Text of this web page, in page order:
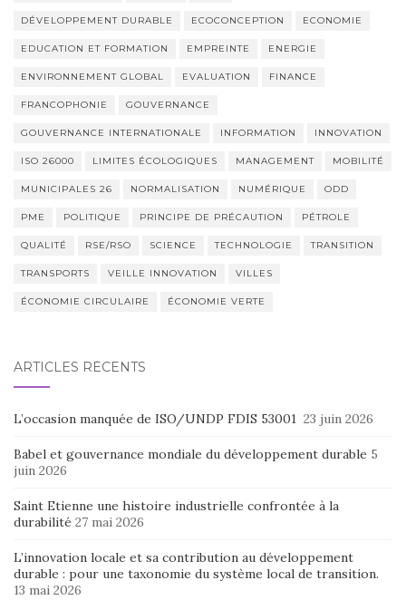
DÉVELOPPEMENT DURABLE ECOCONCEPTION ECONOMIE
EDUCATION ET FORMATION EMPREINTE ENERGIE
ENVIRONNEMENT GLOBAL EVALUATION FINANCE
FRANCOPHONIE GOUVERNANCE
GOUVERNANCE INTERNATIONALE INFORMATION INNOVATION
ISO 26000 LIMITES ÉCOLOGIQUES MANAGEMENT MOBILITÉ
MUNICIPALES 26 NORMALISATION NUMÉRIQUE ODD
PME POLITIQUE PRINCIPE DE PRÉCAUTION PÉTROLE
QUALITÉ RSE/RSO SCIENCE TECHNOLOGIE TRANSITION
TRANSPORTS VEILLE INNOVATION VILLES
ÉCONOMIE CIRCULAIRE ÉCONOMIE VERTE
ARTICLES RÉCENTS
L’occasion manquée de ISO/UNDP FDIS 53001 23 juin 2026
Babel et gouvernance mondiale du développement durable 5
juin 2026
Saint Etienne une histoire industrielle confrontée à la
durabilité 27 mai 2026
L’innovation locale et sa contribution au développement
durable : pour une taxonomie du système local de transition.
13 mai 2026